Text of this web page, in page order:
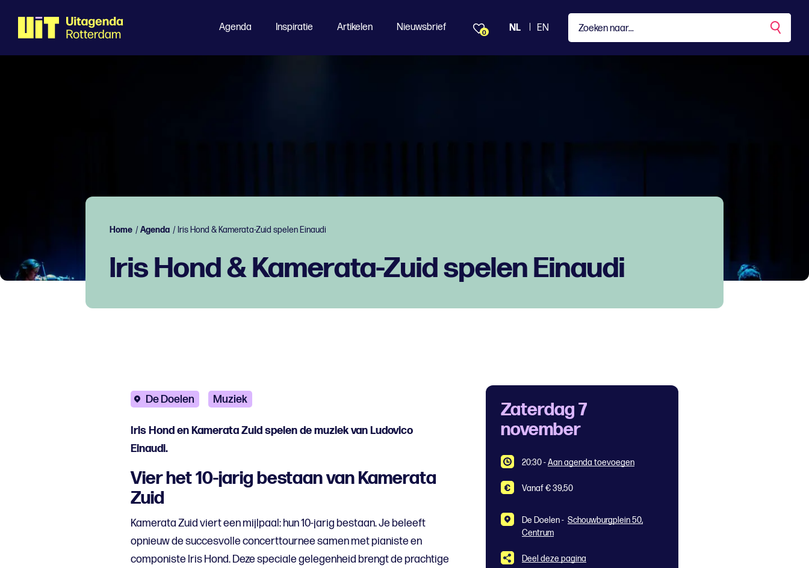
Agenda Inspiratie Artikelen Nieuwsbrief 0 NL EN
Home /Agenda / Iris Hond & Kamerata-Zuid spelen Einaudi
Iris Hond & Kamerata-Zuid spelen Einaudi
De Doelen Muziek
Iris Hond en Kamerata Zuid spelen de muziek van Ludovico
Einaudi.
Vier het 10-jarig bestaan van Kamerata
Zuid
Kamerata Zuid viert een mijlpaal: hun 10-jarig bestaan. Je beleeft
opnieuw de succesvolle concerttournee samen met pianiste en
componiste Iris Hond. Deze speciale gelegenheid brengt de prachtige
Zaterdag 7
november
20:30-Aan agenda toevoegen
Vanaf € 39,50
De Doelen - Schouwburgplein 50,
Centrum
Deel deze pagina